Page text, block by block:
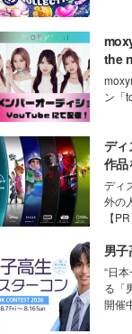
the
ン「
ディ
作品
ディ
外の
【PR
男
“日
る「
開催